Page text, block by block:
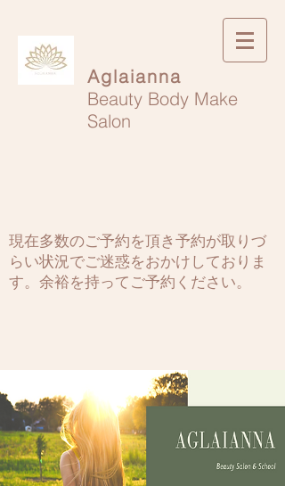
​Aglaianna
Beauty Body Make
Salon
現在多数のご予約を頂き予約が取りづ
らい状況でご迷惑をおかけしておりま
す。余裕を持ってご予約ください。